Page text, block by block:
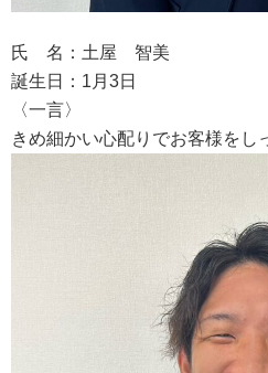
氏 名：土屋 智美
誕生日：1月3日
〈一言〉
きめ細かい心配りでお客様をし